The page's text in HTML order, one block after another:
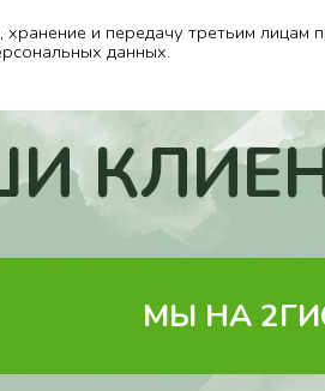
МЫ НА
Мы свяжемся с
и ответим на все